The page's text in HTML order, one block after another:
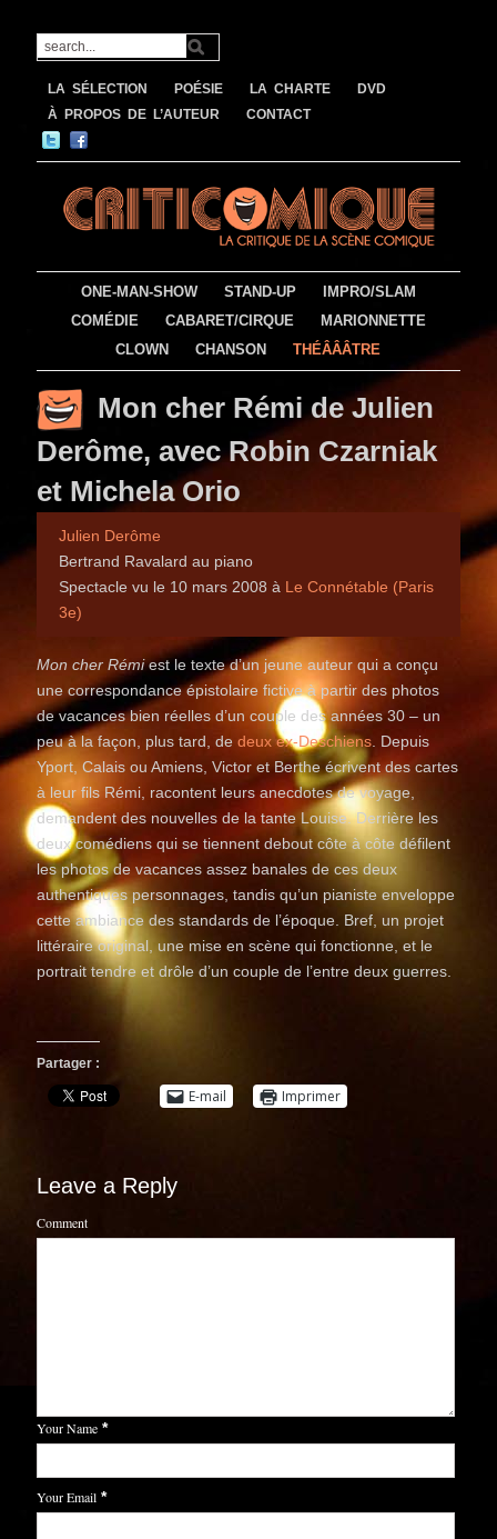
LA SÉLECTION POÉSIE LA CHARTE
DVD
À PROPOS DE L’AUTEUR
CONTACT
ONE-MAN-SHOW STAND-UP
IMPRO/SLAM
COMÉDIE
CABARET/CIRQUE
MARIONNETTE
CLOWN
CHANSON THÉÂÂÂTRE
Mon cher Rémi de Julien
Derôme, avec Robin Czarniak
et Michela Orio
Julien Derôme
Bertrand Ravalard au piano
Spectacle vu le 10 mars 2008 à Le Connétable (Paris
3e)
Mon cher Rémiest le texte d’un jeune auteur qui a conçu
une correspondance épistolaire fictive à partir des photos
de vacances bien réelles d’un couple des années 30 – un
peu à la façon, plus tard, dedeux ex-Deschiens . Depuis
Yport, Calais ou Amiens, Victor et Berthe écrivent des cartes
à leur fils Rémi, racontent leurs anecdotes de voyage,
demandent des nouvelles de la tante Louise. Derrière les
deux comédiens qui se tiennent debout côte à côte défilent
les photos de vacances assez banales de ces deux
authentiques personnages, tandis qu’un pianiste enveloppe
cette ambiance des standards de l’époque. Bref, un projet
littéraire original, une mise en scène qui fonctionne, et le
portrait tendre et drôle d’un couple de l’entre deux guerres.
Partager :
E-mail Imprimer
Leave a Reply
Comment
Your Name *
Your Email *